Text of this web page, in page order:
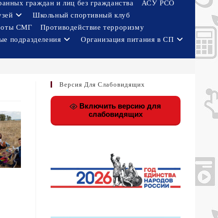
граждан и лиц без гражданства
АСУ РСО
Школьный спортивный клуб
СМГ
Противодействие терроризму
подразделения
Организация питания в СП
Версия Для Слабовидящих
Включить версию для
слабовидящих